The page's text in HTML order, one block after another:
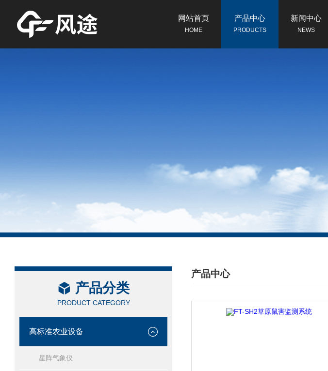
网站首页
HOME
产品中心
PRODUCTS
新闻中心
NEWS
产品分类
PRODUCT CATEGORY
高标准农业设备
星阵气象仪
产品中心
/ PRODUCTS CENTER